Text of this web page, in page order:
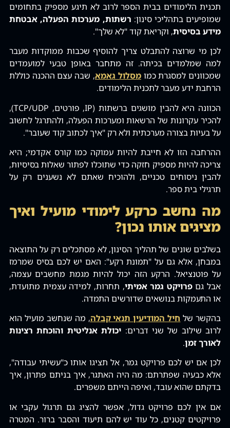
תכנית הלימודים בבית הספר לרוב לא תיגע מספיק בתחומים
שמופיעים בתהליכי סינון: רשתות‚ מערכות הפעלה‚ אבטחת
מידע בסיסית‚ וקריאת קוד "לא שלך".
לכן מי שרוצה להתבלט צריך להוסיף שכבות ממוקדות מעבר
למה שמלמדים בכיתה. זה מתחבר באופן טבעי למועמדים
שמכוונים למסגרת כמומסלול גאמא‚ שבה עצם ההכנה כוללת
הרחבת ידע מעבר לתכנית הלימודים.
הכוונה היא להבין מושגים ברשתות (IP‚ פורטים‚ TCP/UDP)‚
להכיר עקרונות של הרשאות ומערכות הפעלה‚ ולהתרגל לחשוב
על בעיות בצורה מערכתית ולא רק "איך לכתוב קוד שעובר".
ההרחבה הזו לא חייבת להיות עמוקה כמו קורס אקדמי; היא
צריכה להיות מספיק חזקה כדי שתוכלו לפתור שאלות בסיסיות‚
להבין ניסוחים טכניים‚ ולהוכיח שאתם לא נשענים רק על
תרגילי בית ספר.
מה נחשב כרקע לימודי מועיל ואיך
מציגים אותו נכון?
בשלבים שונים של תהליך הסינון‚ לא מסתכלים רק על התוצאה
במבחן‚ אלא גם על "תמונת רקע": האם יש לכם בסיס שמרמז
על פוטנציאל. הרקע הזה יכול להיות מגמת מחשבים עצמה‚
אבל גםפרויקט גמר אמיתי‚ תחרות‚ למידה עצמית מתועדת‚
או התעמקות בנושאים שדורשים התמדה.
בהקשר של חיל המודיעין תנאי קבלה‚ מה שנחשב מועיל הוא
לרוב שילוב של שני דברים: יכולת אנליטית והוכחת רצינות
לאורך זמן.
לכן אם יש לכם פרויקט גמר‚ אל תציגו אותו כ"עשיתי עבודה"‚
אלא כבעיה שפתרתם: מה היה האתגר‚ איך בניתם פתרון‚ איך
בדקתם שהוא עובד‚ ואיפה הייתם משפרים.
אם אין לכם פרויקט גדול‚ אפשר להציג גם תרגול עקבי או
פרויקטים קטנים‚ כל עוד יש להם תיעוד והסבר ברור. המטרה